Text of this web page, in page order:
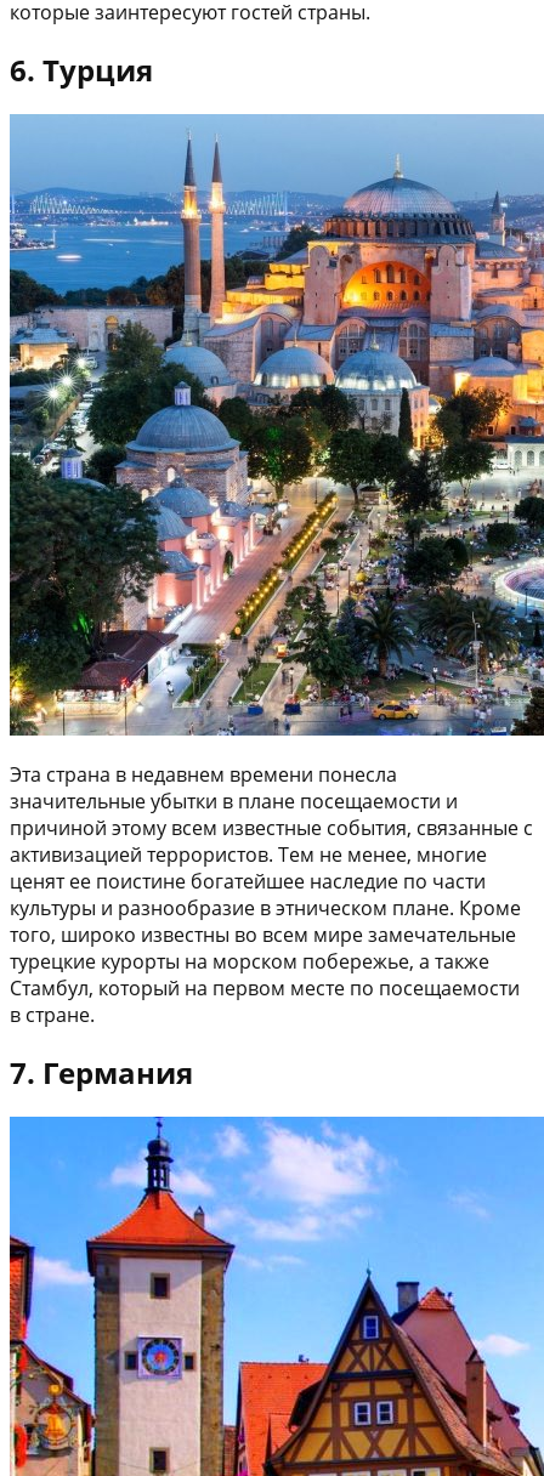
которые заинтересуют гостей страны.
6. Турция
Эта страна в недавнем времени понесла
значительные убытки в плане посещаемости и
причиной этому всем известные события, связанные с
активизацией террористов. Тем не менее, многие
ценят ее поистине богатейшее наследие по части
культуры и разнообразие в этническом плане. Кроме
того, широко известны во всем мире замечательные
турецкие курорты на морском побережье, а также
Стамбул, который на первом месте по посещаемости
в стране.
7. Германия